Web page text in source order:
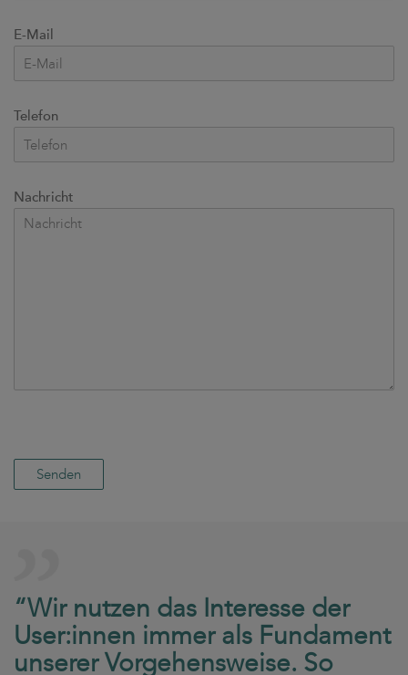
E-Mail
Telefon
Nachricht
“Wir nutzen das Interesse der
User:innen immer als Fundament
unserer Vorgehensweise. So